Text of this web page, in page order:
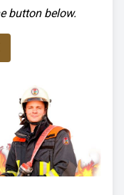
button below.